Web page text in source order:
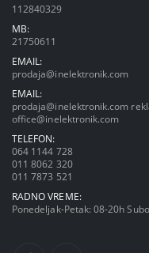
112840329
MB:
21750611
EMAIL:
prodaja@inelektronik.com
EMAIL:
prodaja@inelektronik.com
office@inelektronik.com
TELEFON:
064 1144 728
011 8062 320
011 7873 521
RADNO VREME:
Ponedeljak-Petak: 08-20h